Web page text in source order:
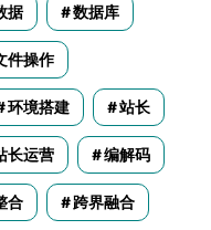
据 数据库
件操作
环境搭建 站长
长运营 编解码
合 跨界融合